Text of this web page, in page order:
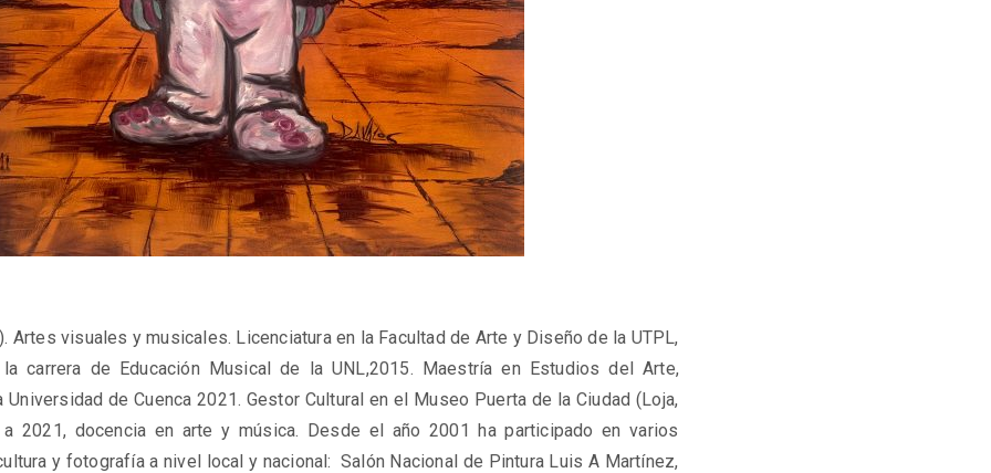
Artes visuales y musicales. Licenciatura en la Facultad de Arte y Diseño de la UTPL,
carrera de Educación Musical de la UNL,2015. Maestría en Estudios del Arte,
de Cuenca 2021. Gestor Cultural en el Museo Puerta de la Ciudad (Loja,
2021, docencia en arte y música. Desde el año 2001 ha participado en varios
y fotografía a nivel local y nacional: Salón Nacional de Pintura Luis A Martínez,